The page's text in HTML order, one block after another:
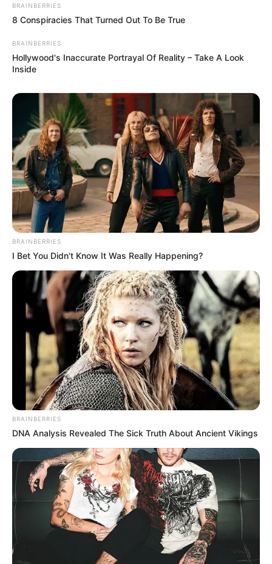
BRAINBERRIES
8 Conspiracies That Turned Out To Be True
BRAINBERRIES
Hollywood's Inaccurate Portrayal Of Reality – Take A Look
Inside
BRAINBERRIES
I Bet You Didn't Know It Was Really Happening?
BRAINBERRIES
DNA Analysis Revealed The Sick Truth About Ancient Vikings